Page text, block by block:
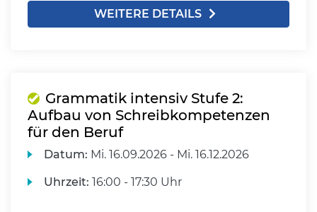
WEITERE DETAILS
Grammatik intensiv Stufe 2:
Aufbau von Schreibkompetenzen
für den Beruf
Datum: Mi. 16.09.2026 - Mi. 16.12.2026
Uhrzeit: 16:00 - 17:30 Uhr